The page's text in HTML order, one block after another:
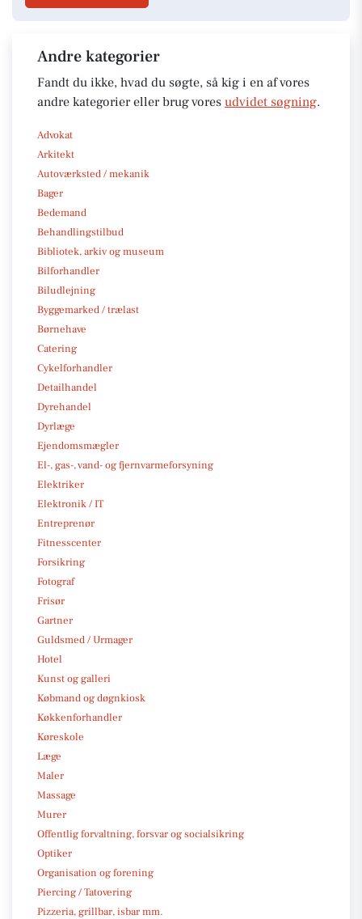
Andre kategorier
Fandt du ikke, hvad du søgte, så kig i en af vores
andre kategorier eller brug vores udvidet søgning.
Advokat
Arkitekt
Autoværksted / mekanik
Bager
Bedemand
Behandlingstilbud
Bibliotek, arkiv og museum
Bilforhandler
Biludlejning
Byggemarked / trælast
Børnehave
Catering
Cykelforhandler
Detailhandel
Dyrehandel
Dyrlæge
Ejendomsmægler
El-, gas-, vand- og fjernvarmeforsyning
Elektriker
Elektronik / IT
Entreprenør
Fitnesscenter
Forsikring
Fotograf
Frisør
Gartner
Guldsmed / Urmager
Hotel
Kunst og galleri
Købmand og døgnkiosk
Køkkenforhandler
Køreskole
Læge
Maler
Massage
Murer
Offentlig forvaltning, forsvar og socialsikring
Optiker
Organisation og forening
Piercing / Tatovering
Pizzeria, grillbar, isbar mm.